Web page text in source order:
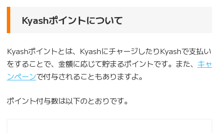
Kyashポイントについて
Kyashポイントとは、KyashにチャージしたりKyashで支払い
をすることで、金額に応じて貯まるポイントです。また、 キャ
ンペーンで付与されることもありますよ。
ポイント付与数は以下のとおりです。